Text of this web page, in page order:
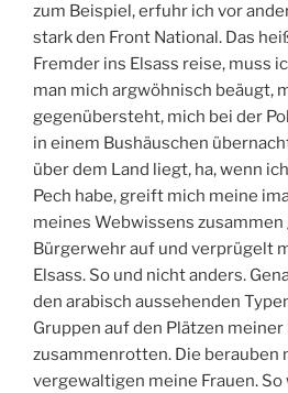
zum Beispiel, erfuhr ich vor
stark den Front National. Das
Fremder ins Elsass reise, muss
man mich argwöhnisch beäugt,
gegenübersteht, mich bei der
in einem Bushäuschen
über dem Land liegt, ha, wenn
Pech habe, greift mich meine
meines Webwissens
Bürgerwehr auf und verprügelt
Elsass. So und nicht anders.
den arabisch aussehenden
Gruppen auf den Plätzen
zusammenrotten. Die berauben
vergewaltigen meine Frauen.